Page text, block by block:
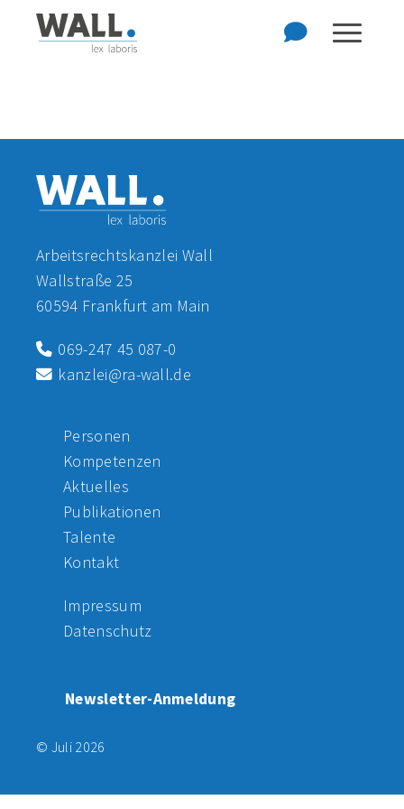
Zum Hauptinhalt der Seite springen
Zur Startseite navigieren
Arbeitsrechtskanzlei Wall
Wallstraße 25
60594 Frankfurt am Main
069-247 45 087-0
kanzlei@ra-wall.de
Personen
Kompetenzen
Aktuelles
Publikationen
Talente
Kontakt
Impressum
Datenschutz
Newsletter-Anmeldung
© Juli 2026